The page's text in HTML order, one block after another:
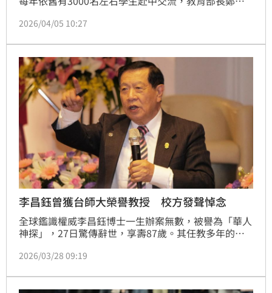
及「國防七子」交流，而台大、清大、中興等多所學
校，對此台大、台師大回應，依政府兩岸規範進行，沒
有實質交流，教育部也強調，將會持續督導並強化風險
提醒。
2026/04/05 10:27
李昌鈺曾獲台師大榮譽教授 校方發聲悼念
全球鑑識權威李昌鈺博士一生辦案無數，被譽為「華人
神探」，27日驚傳辭世，享壽87歲。其任教多年的紐
實，他於美國內華達州亨德森家中安詳離世。消息曝光
學院榮譽教授，校方今（28）日發聲追思。
2026/03/28 09:19